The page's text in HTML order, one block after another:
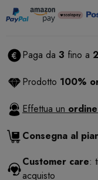
Paga da 3 fino a
Prodotto 100%
Effettua un
Consegna al
Customer care:
acquisto